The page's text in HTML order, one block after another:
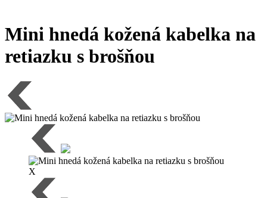
Mini hnedá kožená kabelka na
retiazku s brošňou
X